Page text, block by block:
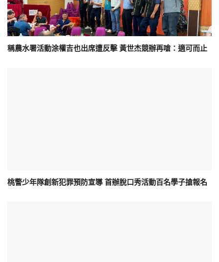
稱農水署活動涂權吉也出席遭反擊 黃世杰競辦再嗆：適可而止
桃警少年隊創新犯罪預防宣導 首辦脫口秀活動百名學子搶報名